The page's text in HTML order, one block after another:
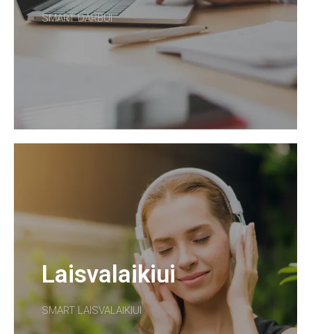
SMART DARBUI
Laisvalaikiui
SMART LAISVALAIKIUI